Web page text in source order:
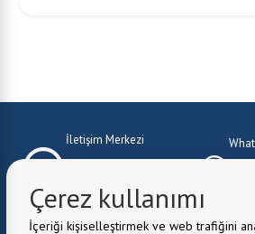
İletişim Merkezi
0224 372 10 01
E-Mail:
Çerez kullanımı
İçeriği kişiselleştirmek ve web trafiğini